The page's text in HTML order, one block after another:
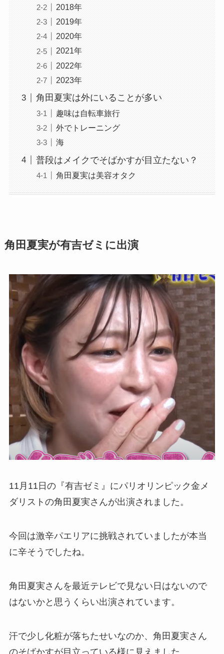
2018年
2019年
2020年
2021年
2022年
2023年
角田夏実は外にいることが多い
趣味は自転車旅行
外でトレーニング
海
普段はメイクでそばかすが目立たない？
角田夏実は美容オタク
角田夏実が有吉ゼミに出演
11月11日の『有吉ゼミ』にパリオリンピック金メ
ダリストの角田夏実さんが出演されました。
今回は激辛パエリアに挑戦されていましたが本当
に辛そうでしたね。
角田夏実さんを最近テレビで見ない日はないので
はないかと思うくらい出演されています。
汗で少し化粧が落ちたせいなのか、角田夏実さん
のそばかすが目立っている様に見えました。